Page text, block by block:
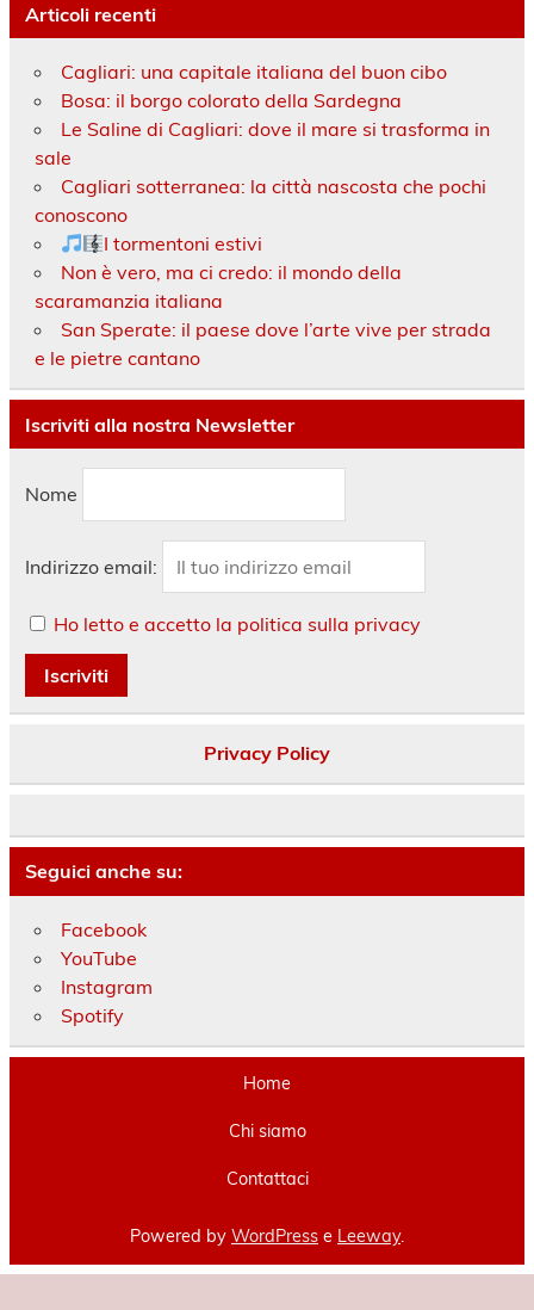
Articoli recenti
Cagliari: una capitale italiana del buon cibo
Bosa: il borgo colorato della Sardegna
Le Saline di Cagliari: dove il mare si trasforma in
sale
Cagliari sotterranea: la città nascosta che pochi
conoscono
I tormentoni estivi
Non è vero, ma ci credo: il mondo della
scaramanzia italiana
San Sperate: il paese dove l’arte vive per strada
e le pietre cantano
Iscriviti alla nostra Newsletter
Nome
Indirizzo email:
Ho letto e accetto la politica sulla privacy
Privacy Policy
Seguici anche su:
Facebook
YouTube
Instagram
Spotify
Home
Chi siamo
Contattaci
Powered by WordPress e Leeway.